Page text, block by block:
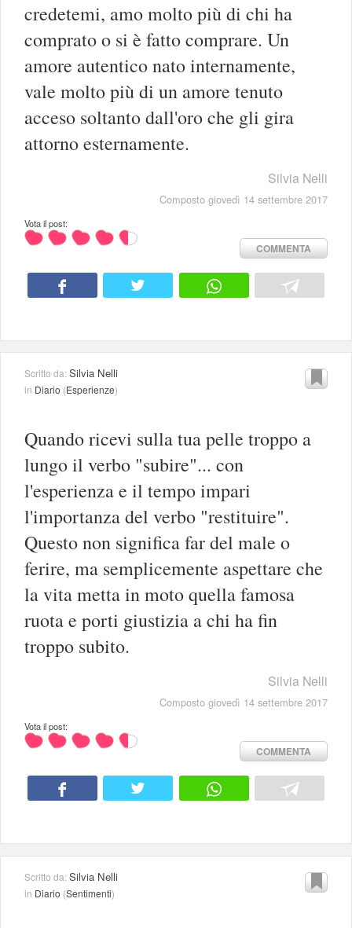
credetemi, amo molto più di chi ha
comprato o si è fatto comprare. Un
amore autentico nato internamente,
vale molto più di un amore tenuto
acceso soltanto dall'oro che gli gira
attorno esternamente.
Silvia Nelli
Composto giovedì 14 settembre 2017
Vota il post:
COMMENTA
Scritto da:Silvia Nelli
in Diario (Esperienze)
Quando ricevi sulla tua pelle troppo a
lungo il verbo "subire"... con
l'esperienza e il tempo impari
l'importanza del verbo "restituire".
Questo non significa far del male o
ferire, ma semplicemente aspettare che
la vita metta in moto quella famosa
ruota e porti giustizia a chi ha fin
troppo subito.
Silvia Nelli
Composto giovedì 14 settembre 2017
Vota il post:
COMMENTA
Scritto da:Silvia Nelli
in Diario (Sentimenti)